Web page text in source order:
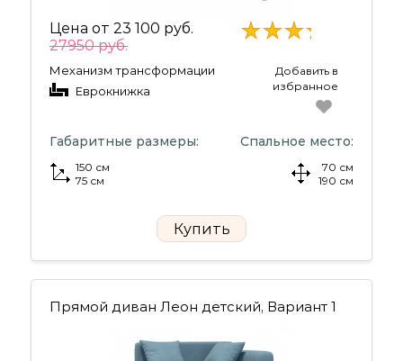
Цена от 23 100 руб.
27950 руб.
Механизм трансформации
Еврокнижка
Добавить в
избранное
Габаритные размеры:
150 см
75 см
Спальное место:
70 см
190 см
Купить
Прямой диван Леон детский, Вариант 1